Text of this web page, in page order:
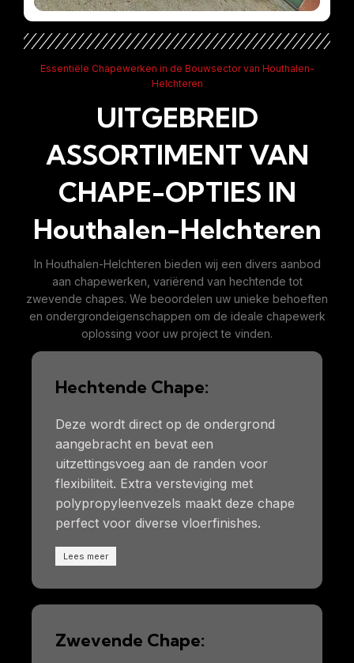
Essentiële Chapewerken in de Bouwsector van Houthalen-
Helchteren
UITGEBREID
ASSORTIMENT VAN
CHAPE-OPTIES IN
Houthalen-Helchteren
In Houthalen-Helchteren bieden wij een divers aanbod
aan chapewerken, variërend van hechtende tot
zwevende chapes. We beoordelen uw unieke behoeften
en ondergrondeigenschappen om de ideale chapewerk
oplossing voor uw project te vinden.
Hechtende Chape:
Deze wordt direct op de ondergrond
aangebracht en bevat een
uitzettingsvoeg aan de randen voor
flexibiliteit. Extra versteviging met
polypropyleenvezels maakt deze chape
perfect voor diverse vloerfinishes.
Lees meer
Zwevende Chape: